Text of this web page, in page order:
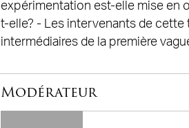
expérimentation est-elle mise en
t-elle? - Les intervenants de
intermédiaires de la première
Modérateur